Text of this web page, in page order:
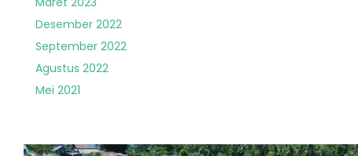
Desember 2022
September 2022
Agustus 2022
Mei 2021